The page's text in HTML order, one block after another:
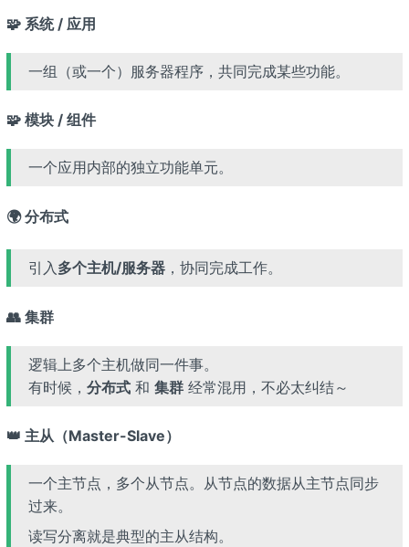
🧩 系统 / 应用
一组（或一个）服务器程序，共同完成某些功能。
🧩 模块 / 组件
一个应用内部的独立功能单元。
🌍 分布式
引入多个主机/服务器，协同完成工作。
👥 集群
逻辑上多个主机做同一件事。
有时候， 分布式和 集群经常混用，不必太纠结～
👑 主从（Master-Slave）
一个主节点，多个从节点。从节点的数据从主节点同步
过来。
读写分离就是典型的主从结构。